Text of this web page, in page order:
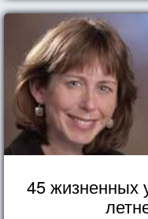
45 жизненных